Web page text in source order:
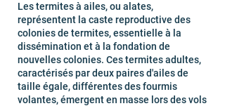
Les termites à ailes, ou alates,
représentent la caste reproductive des
colonies de termites, essentielle à la
dissémination et à la fondation de
nouvelles colonies. Ces termites adultes,
caractérisés par deux paires d'ailes de
taille égale, différentes des fourmis
volantes, émergent en masse lors des vols